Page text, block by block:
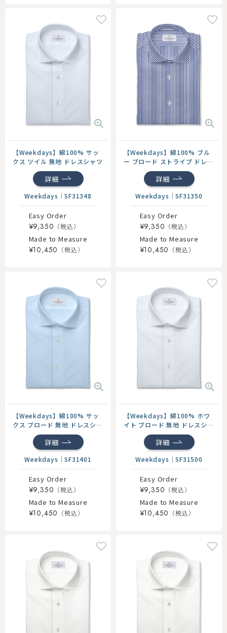
【Weekdays】綿100% サッ
クス ツイル 無地 ドレスシャツ
詳細
Weekdays ｜SF31348
Easy Order
¥9,350
Made to Measure
¥10,450
【Weekdays】綿100% ブル
ー ブロード ストライプ ドレス
詳細
Weekdays ｜SF31350
Easy Order
¥9,350
Made to Measure
¥10,450
【Weekdays】綿100% サッ
クス ブロード 無地 ドレスシャ
詳細
Weekdays ｜SF31401
Easy Order
¥9,350
Made to Measure
¥10,450
【Weekdays】綿100% ホワ
イト ブロード 無地 ドレスシャ
詳細
Weekdays ｜SF31500
Easy Order
¥9,350
Made to Measure
¥10,450